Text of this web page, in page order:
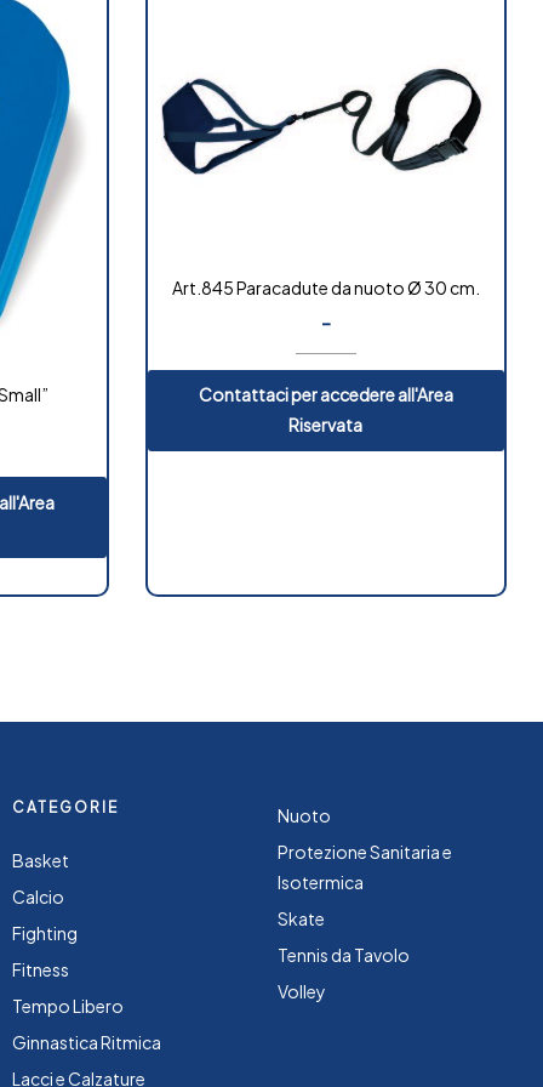
Art.845 Paracadute da nuoto Ø 30 cm.
-
Contattaci per accedere all'Area
Riservata
CATEGORIE
Basket
Calcio
Fighting
Fitness
Tempo Libero
Ginnastica Ritmica
Lacci e Calzature
Nuoto
Protezione Sanitaria e
Isotermica
Skate
Tennis da Tavolo
Volley